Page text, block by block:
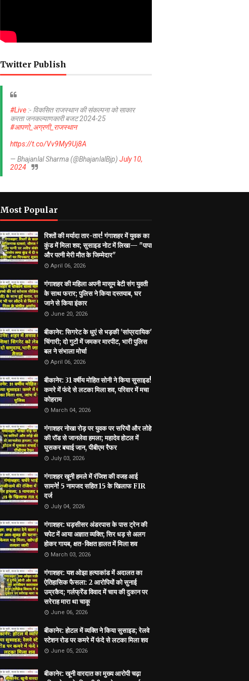
Twitter Publish
#Live :- विकसित राजस्थान की संकल्पना को साकार
करता जनकल्याणकारी बजट 2024-25
#आपणो_अग्रणी_राजस्थान
https://t.co/Vv9My9Uj8A
— Bhajanlal Sharma (@BhajanlalBjp) July 10,
2024
Most Popular
रिश्तों की मर्यादा तार-तार! गंगाशहर में युवक का
कुंड में मिला शव; सुसाइड नोट में लिखा— "पापा
और पत्नी मेरी मौत के जिम्मेदार"
April 06, 2026
गंगाशहर की महिला अपनी मासूम बेटी संग युवती
के साथ फरार; पुलिस ने किया दस्तयाब, घर
जाने से किया इंकार
June 20, 2026
बीकानेर: सिगरेट के धुएं से भड़की 'सांप्रदायिक'
चिंगारी; दो गुटों में जमकर मारपीट, भारी पुलिस
बल ने संभाला मोर्चा
April 06, 2026
बीकानेर: 31 वर्षीय मोहित सोनी ने किया सुसाइड!
कमरे में फंदे से लटका मिला शव, परिवार में मचा
कोहराम
March 04, 2026
गंगाशहर नोखा रोड़ पर युवक पर सरियों और लोहे
की रॉड से जानलेवा हमला; महादेव होटल में
घुसकर बचाई जान, पीबीएम रैफर
July 03, 2026
गंगाशहर खूनी हमले में रंजिश की वजह आई
सामने! 5 नामजद सहित 15 के खिलाफ FIR
दर्ज
July 04, 2026
गंगाशहर: घड़सीसर अंडरपास के पास ट्रेन की
चपेट में आया अज्ञात व्यक्ति; सिर धड़ से अलग
होकर गायब, क्षत-विक्षत हालत में मिला शव
March 03, 2026
गंगाशहर: यश ओझा हत्याकांड में अदालत का
ऐतिहासिक फैसला: 2 आरोपियों को सुनाई
उम्रकैद; गर्लफ्रेंड विवाद में चाय की दुकान पर
सरेराह मारा था चाकू
June 06, 2026
बीकानेर: होटल में व्यक्ति ने किया सुसाइड; रेलवे
स्टेशन रोड पर कमरे में फंदे से लटका मिला शव
June 05, 2026
बीकानेर: खूनी वारदात का मुख्य आरोपी चढ़ा